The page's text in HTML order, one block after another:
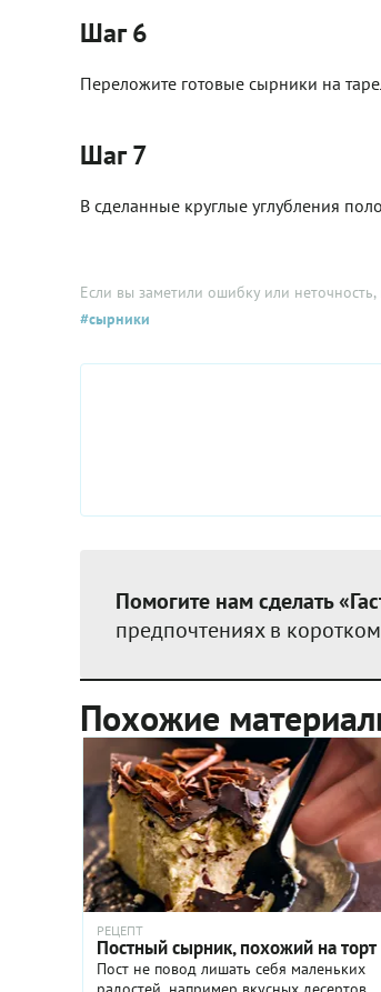
Шаг 6
Переложите готовые сырники на
Шаг 7
В сделанные круглые углубления
Если вы заметили ошибку или неточность,
#сырники
Помогите нам сделать
предпочтениях в
Похожие
РЕЦЕПТ
Постный сырник, похожий на торт
Пост не повод лишать себя маленьких